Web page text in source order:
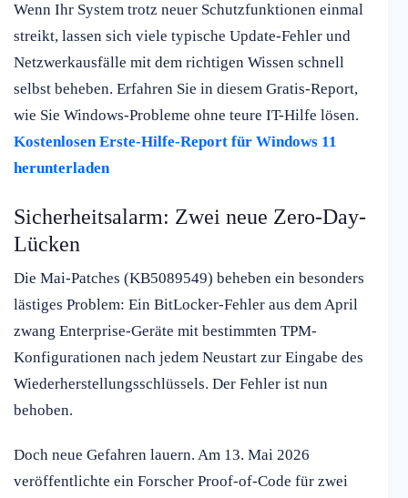
Wenn Ihr System trotz neuer Schutzfunktionen einmal
streikt, lassen sich viele typische Update-Fehler und
Netzwerkausfälle mit dem richtigen Wissen schnell
selbst beheben. Erfahren Sie in diesem Gratis-Report,
wie Sie Windows-Probleme ohne teure IT-Hilfe lösen.
Kostenlosen Erste-Hilfe-Report für Windows 11
herunterladen
Sicherheitsalarm: Zwei neue Zero-Day-
Lücken
Die Mai-Patches (KB5089549) beheben ein besonders
lästiges Problem: Ein BitLocker-Fehler aus dem April
zwang Enterprise-Geräte mit bestimmten TPM-
Konfigurationen nach jedem Neustart zur Eingabe des
Wiederherstellungsschlüssels. Der Fehler ist nun
behoben.
Doch neue Gefahren lauern. Am 13. Mai 2026
veröffentlichte ein Forscher Proof-of-Code für zwei